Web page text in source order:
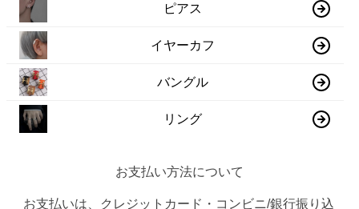
ピアス
イヤーカフ
バングル
リング
お支払い方法について
お支払いは、クレジットカード・コンビニ/銀行振り込